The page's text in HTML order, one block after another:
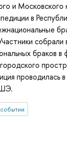
и
в
собрали
браков в
проводилась